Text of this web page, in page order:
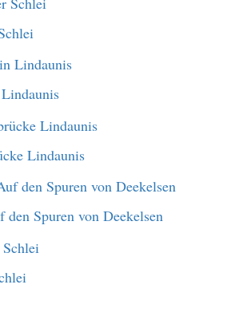
Lindaunis
Spuren von Deekelsen